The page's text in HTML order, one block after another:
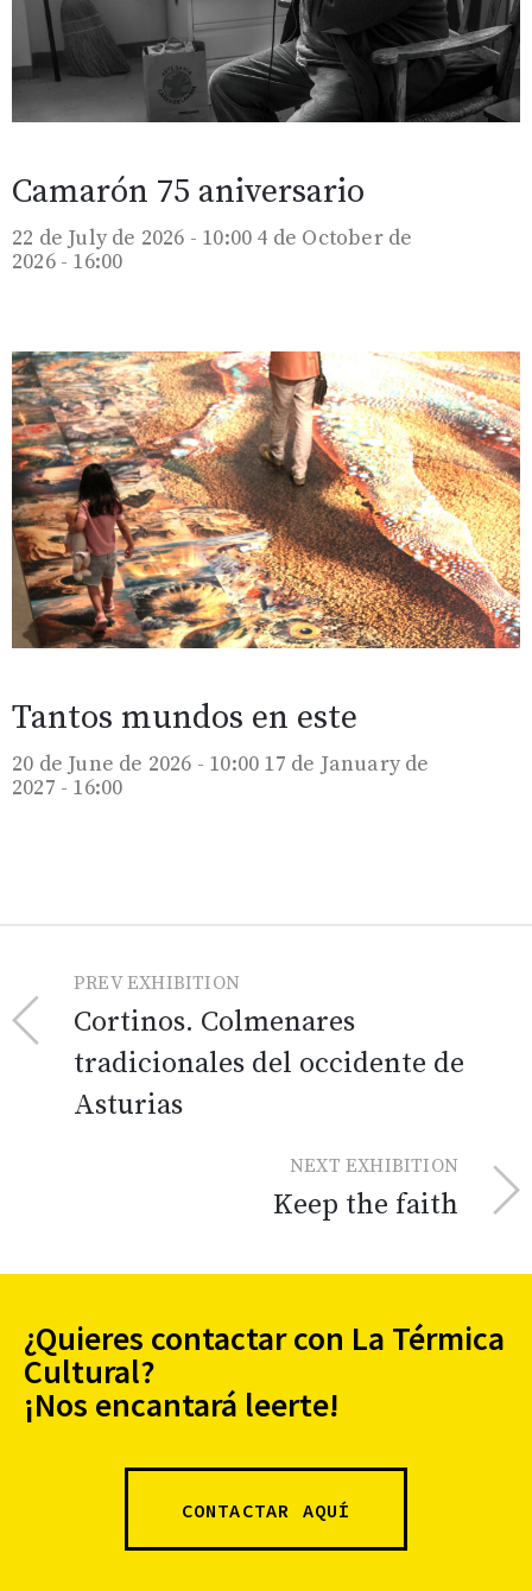
Camarón 75 aniversario
22 de July de 2026 - 10:00 4 de October de
2026 - 16:00
Tantos mundos en este
20 de June de 2026 - 10:00 17 de January de
2027 - 16:00
PREV EXHIBITION
Cortinos. Colmenares
tradicionales del occidente de
Asturias
NEXT EXHIBITION
Keep the faith
¿Quieres contactar con La Térmica
Cultural?
¡Nos encantará leerte!
CONTACTAR AQUÍ